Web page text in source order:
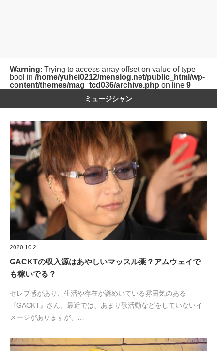
Warning: Trying to access array offset on value of type
bool in /home/yuhei0212/menslog.net/public_html/wp-
content/themes/mag_tcd036/archive.php on line 9
ミュージシャン
2020.10.2
GACKTの収入源はあやしいマッスル薬？アムウェイで
も稼いでる？
セレブ感があり、生活や存在が謎めいている雰囲気のある
『GACKT』さん。最近では、あまり歌活動などをしていないイ
メージがありますが、…